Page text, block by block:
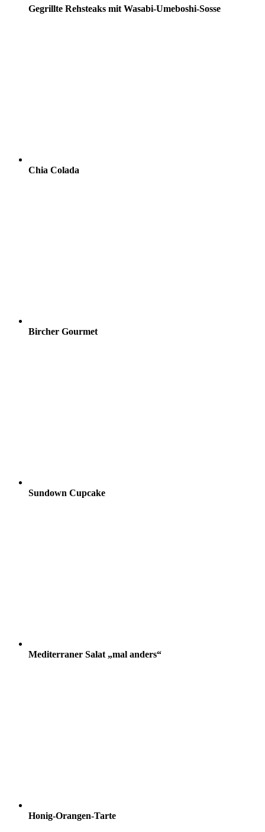
Gegrillte Rehsteaks mit Wasabi-Umeboshi-Sosse
Chia Colada
Bircher Gourmet
Sundown Cupcake
Mediterraner Salat „mal anders“
Honig-Orangen-Tarte